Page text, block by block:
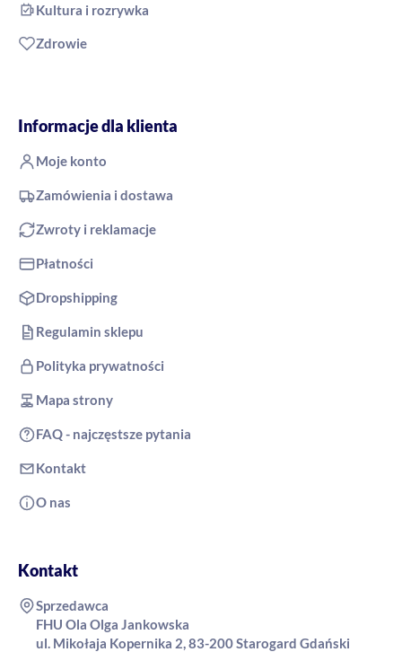
Kultura i rozrywka
Zdrowie
Informacje dla klienta
Moje konto
Zamówienia i dostawa
Zwroty i reklamacje
Płatności
Dropshipping
Regulamin sklepu
Polityka prywatności
Mapa strony
FAQ - najczęstsze pytania
Kontakt
O nas
Kontakt
Sprzedawca
FHU Ola Olga Jankowska
ul. Mikołaja Kopernika 2, 83-200 Starogard Gdański